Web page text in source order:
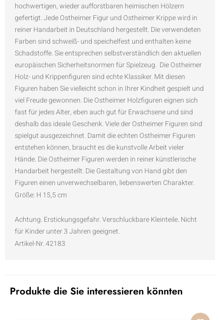
hochwertigen, wieder aufforstbaren heimischen Hölzern
gefertigt. Jede Ostheimer Figur und Ostheimer Krippe wird in
reiner Handarbeit in Deutschland hergestellt. Die verwendeten
Farben sind schweiß- und speichelfest und enthalten keine
Schadstoffe. Sie entsprechen selbstverständlich den aktuellen
europäischen Sicherheitsnormen für Spielzeug. Die Ostheimer
Holz- und Krippenfiguren sind echte Klassiker. Mit diesen
Figuren haben Sie vielleicht schon in Ihrer Kindheit gespielt und
viel Freude gewonnen. Die Ostheimer Holzfiguren eignen sich
fast für jedes Alter, eben auch gut für Erwachsene und sind
deshalb das ideale Geschenk. Viele der Ostheimer Figuren sind
spielgut ausgezeichnet. Damit die echten Ostheimer Figuren
entstehen können, braucht es die kunstvolle Arbeit vieler
Hände. Die Ostheimer Figuren werden in reiner künstlerische
Handarbeit hergestellt. Die Gestaltung von Hand gibt den
Figuren einen unverwechselbaren, liebenswerten Charakter.
Größe: H 15,5 cm
Achtung. Erstickungsgefahr. Verschluckbare Kleinteile. Nicht
für Kinder unter 3 Jahren geeignet.
Artikel-Nr. 42183
Produkte die Sie interessieren könnten